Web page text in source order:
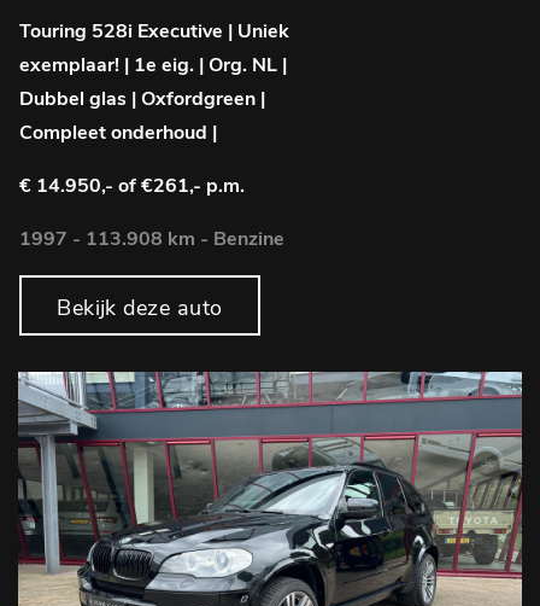
Touring 528i Executive | Uniek
exemplaar! | 1e eig. | Org. NL |
Dubbel glas | Oxfordgreen |
Compleet onderhoud |
€ 14.950,- of €261,- p.m.
1997 - 113.908 km - Benzine
Bekijk deze auto